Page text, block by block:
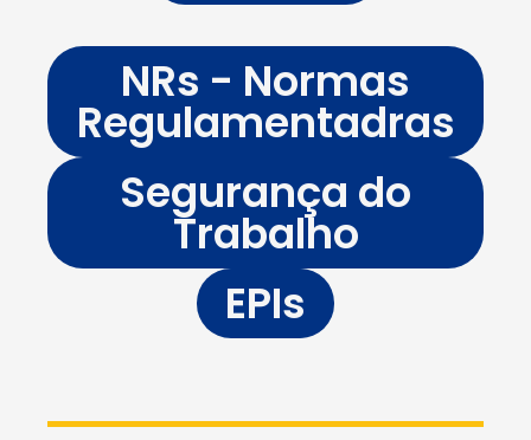
NRs - Normas
Regulamentadras
Segurança do
Trabalho
EPIs